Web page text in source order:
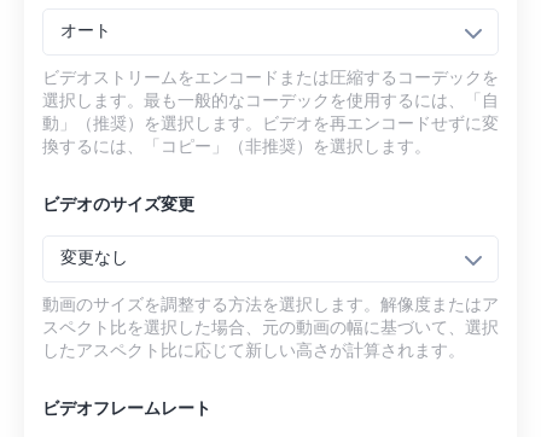
オート
ビデオストリームをエンコードまたは圧縮するコーデックを
選択します。最も一般的なコーデックを使用するには、「自
動」（推奨）を選択します。ビデオを再エンコードせずに変
換するには、「コピー」（非推奨）を選択します。
ビデオのサイズ変更
変更なし
動画のサイズを調整する方法を選択します。解像度またはア
スペクト比を選択した場合、元の動画の幅に基づいて、選択
したアスペクト比に応じて新しい高さが計算されます。
ビデオフレームレート